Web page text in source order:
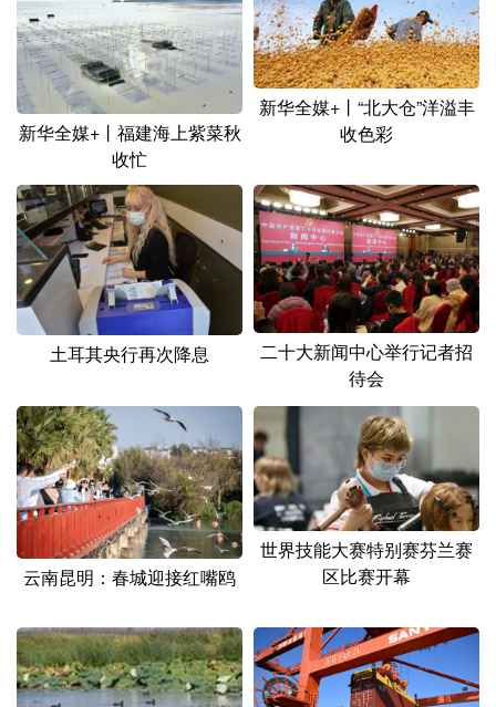
English Español Français عربى
Русский язык 日本語 한국어
Deutsch Português
新华全媒+丨福建海上紫菜秋
收忙
新华全媒+丨“北大仓”洋溢丰
收色彩
土耳其央行再次降息
二十大新闻中心举行记者招
待会
云南昆明：春城迎接红嘴鸥
世界技能大赛特别赛芬兰赛
区比赛开幕